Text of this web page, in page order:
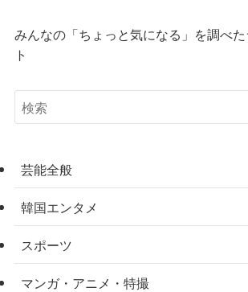
みんなの「ちょっと気になる」を調べ
ト
芸能全般
韓国エンタメ
スポーツ
マンガ・アニメ・特撮